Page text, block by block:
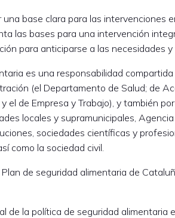
una base clara para las intervenciones
las bases para una intervención
para anticiparse a las necesidades
es una responsabilidad
(el Departamento de Salud; de
el de Empresa y Trabajo), y también
locales y supramunicipales,
sociedades científicas y
como la sociedad civil.
de seguridad alimentaria de
de la política de seguridad alimentaria